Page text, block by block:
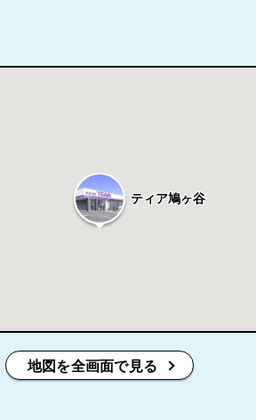
ティア鳩ヶ谷
地図を全画面で見る